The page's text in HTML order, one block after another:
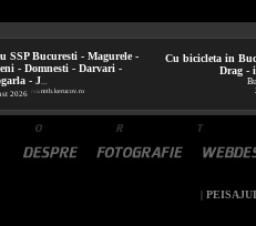
SSP Bucuresti - Magurele -
- Domnesti - Darvari -
- J...
2026
/ via mtb.kerucov.ro
Cu bicicleta in
Drag -
|